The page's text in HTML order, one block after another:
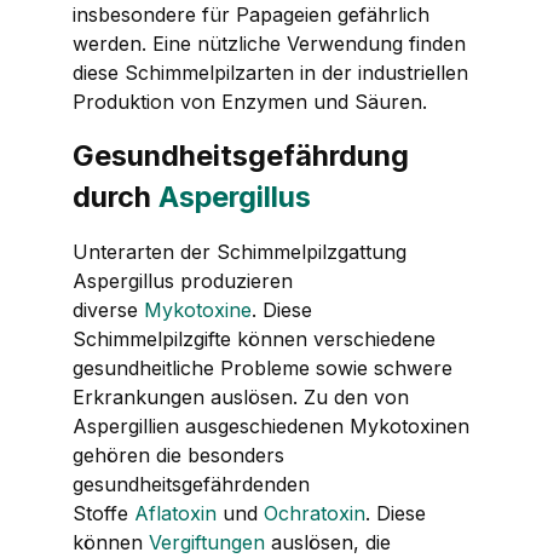
insbesondere für Papageien gefährlich
werden. Eine nützliche Verwendung finden
diese Schimmelpilzarten in der industriellen
Produktion von Enzymen und Säuren.
Gesundheitsgefährdung
durch Aspergillus
Unterarten der Schimmelpilzgattung
Aspergillus produzieren
diverse Mykotoxine. Diese
Schimmelpilzgifte können verschiedene
gesundheitliche Probleme sowie schwere
Erkrankungen auslösen. Zu den von
Aspergillien ausgeschiedenen Mykotoxinen
gehören die besonders
gesundheitsgefährdenden
Stoffe Aflatoxin und Ochratoxin. Diese
können Vergiftungen auslösen, die